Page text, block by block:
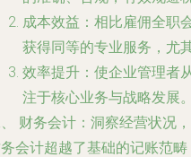
成本效益 ：相比雇佣全职
获得同等的专业服务，尤
效率提升 ：使企业管理者
注于核心业务与战略发展。
财务会计：洞察经营状况
会计超越了基础的记账范